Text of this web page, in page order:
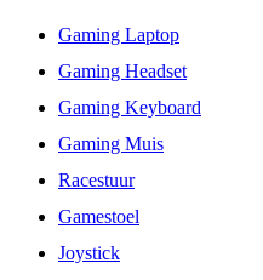
Gaming Laptop
Gaming Headset
Gaming Keyboard
Gaming Muis
Racestuur
Gamestoel
Joystick